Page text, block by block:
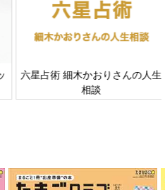
六星占術 細木かおりさんの人生
相談